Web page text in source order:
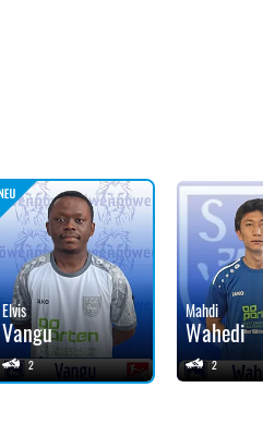
Elvis
Vangu
2
Mahdi
Wahedi
2